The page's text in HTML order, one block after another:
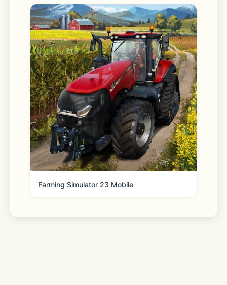
Farming Simulator 23 Mobile